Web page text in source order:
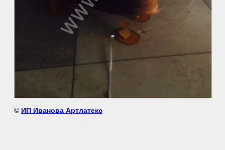
© ИП Иванова Артлатекс